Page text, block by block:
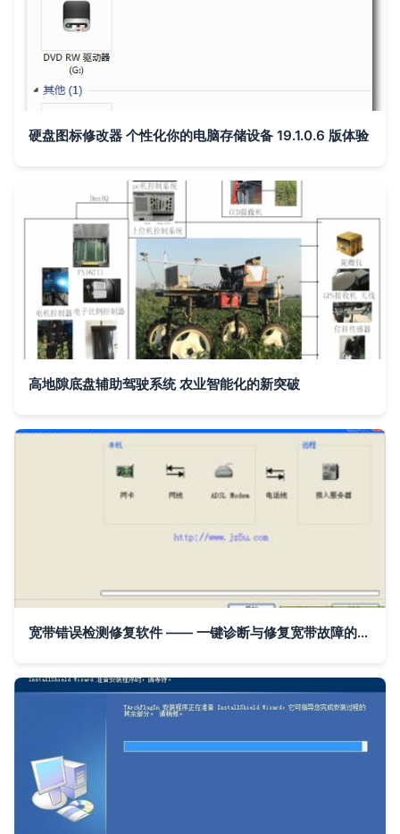
硬盘图标修改器 个性化你的电脑存储设备 19.1.0.6 版体验
高地隙底盘辅助驾驶系统 农业智能化的新突破
宽带错误检测修复软件 —— 一键诊断与修复宽带故障的智能辅助工具 v1.0绿色版